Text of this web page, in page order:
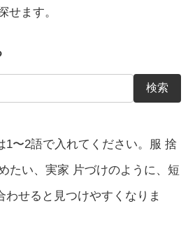
せます。
1〜2語で入れてください。服 捨
たい、実家 片づけのように、短
わせると見つけやすくなりま